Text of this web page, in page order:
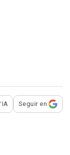
para
IA Seguir en